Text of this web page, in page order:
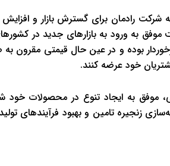
شرکت رادمان برای گسترش بازار و
موفق به ورود به بازارهای جدید در
بوده و در عین حال قیمتی مقرون به
خود عرضه کنند.
موفق به ایجاد تنوع در محصولات خود
زنجیره تامین و بهبود فرآیندهای